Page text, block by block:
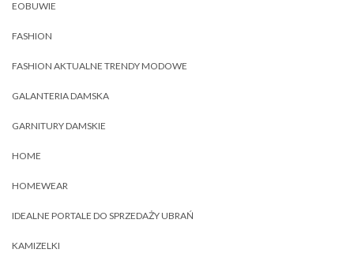
EOBUWIE
FASHION
FASHION AKTUALNE TRENDY MODOWE
GALANTERIA DAMSKA
GARNITURY DAMSKIE
HOME
HOMEWEAR
IDEALNE PORTALE DO SPRZEDAŻY UBRAŃ
KAMIZELKI